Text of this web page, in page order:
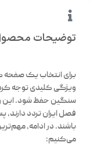
توضیحات
برای انتخاب یک صفحه
ویژگی کلیدی توجه
سنگین حفظ شود. این
فصل ایران تردد
باشند. در ادامه،
می‌کنیم: